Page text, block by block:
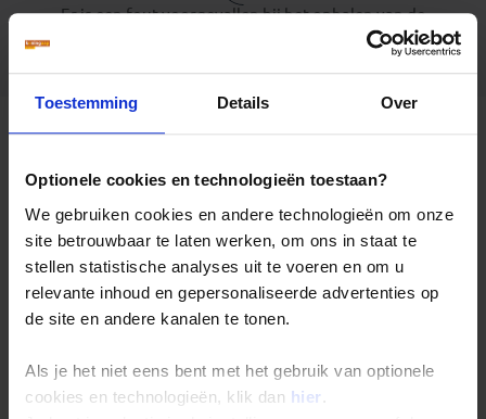
Toestemming Details Over
Optionele cookies en technologieën toestaan?
We gebruiken cookies en andere technologieën om onze
site betrouwbaar te laten werken, om ons in staat te
stellen statistische analyses uit te voeren en om u
relevante inhoud en gepersonaliseerde advertenties op
de site en andere kanalen te tonen.
Als je het niet eens bent met het gebruik van optionele
cookies en technologieën, klik dan hier .
Er is een fout voorgevallen bij het ophalen van de
Bezienswaardigheden
Bulgarije reizen
Sofia
Sofia is de hoofdstad van Bulgarije. Bezoek onder
andere de indrukwekkende Alexander Nevski
Kathedraalmet zijn gouden koepels die je al van ver
Sint Sofia kerk
Rotunda , het oudste gebouw in de stad. Deze kerk is nog
scoren, een lekker tussendoortje wat bestaat uit
bladerdeeg en kaas.
Rila-klooster